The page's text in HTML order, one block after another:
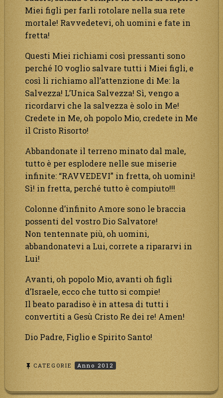
Miei figli per farli rotolare nella sua rete
mortale! Ravvedetevi, oh uomini e fate in
fretta!
Questi Miei richiami così pressanti sono
perché IO voglio salvare tutti i Miei figli, e
così li richiamo all’attenzione di Me: la
Salvezza! L’Unica Salvezza! Sì, vengo a
ricordarvi che la salvezza è solo in Me!
Credete in Me, oh popolo Mio, credete in Me
il Cristo Risorto!
Abbandonate il terreno minato dal male,
tutto è per esplodere nelle sue miserie
infinite: “RAVVEDEVI” in fretta, oh uomini!
Sì! in fretta, perché tutto è compiuto!!!
Colonne d’infinito Amore sono le braccia
possenti del vostro Dio Salvatore!
Non tentennate più, oh uomini,
abbandonatevi a Lui, correte a ripararvi in
Lui!
Avanti, oh popolo Mio, avanti oh figli
d’Israele, ecco che tutto si compie!
Il beato paradiso è in attesa di tutti i
convertiti a Gesù Cristo Re dei re! Amen!
Dio Padre, Figlio e Spirito Santo!
CATEGORIE Anno 2012